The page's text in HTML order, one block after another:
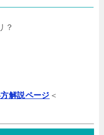
？
解説ページ ＜